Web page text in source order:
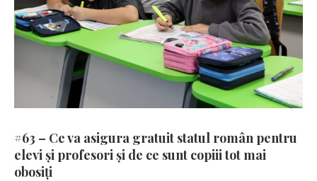
#63 – Ce va asigura gratuit statul român pentru
elevi și profesori și de ce sunt copiii tot mai
obosiți